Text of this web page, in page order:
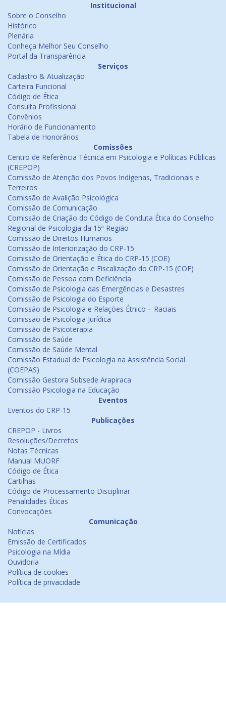
Institucional
Sobre o Conselho
Histórico
Plenária
Conheça Melhor Seu Conselho
Portal da Transparência
Serviços
Cadastro & Atualização
Carteira Funcional
Código de Ética
Consulta Profissional
Convênios
Horário de Funcionamento
Tabela de Honorários
Comissões
Centro de Referência Técnica em Psicologia e Políticas Públicas
(CREPOP)
Comissão de Atenção dos Povos Indígenas, Tradicionais e
Terreiros
Comissão de Avalição Psicológica
Comissão de Comunicação
Comissão de Criação do Código de Conduta Ética do Conselho
Regional de Psicologia da 15ª Região
Comissão de Direitos Humanos
Comissão de Interiorização do CRP-15
Comissão de Orientação e Ética do CRP-15 (COE)
Comissão de Orientação e Fiscalização do CRP-15 (COF)
Comissão de Pessoa com Deficiência
Comissão de Psicologia das Emergências e Desastres
Comissão de Psicologia do Esporte
Comissão de Psicologia e Relações Étnico – Raciais
Comissão de Psicologia Jurídica
Comissão de Psicoterapia
Comissão de Saúde
Comissão de Saúde Mental
Comissão Estadual de Psicologia na Assistência Social
(COEPAS)
Comissão Gestora Subsede Arapiraca
Comissão Psicologia na Educação
Eventos
Eventos do CRP-15
Publicações
CREPOP - Livros
Resoluções/Decretos
Notas Técnicas
Manual MUORF
Código de Ética
Cartilhas
Código de Processamento Disciplinar
Penalidades Éticas
Convocações
Comunicação
Notícias
Emissão de Certificados
Psicologia na Mídia
Ouvidoria
Política de cookies
Política de privacidade